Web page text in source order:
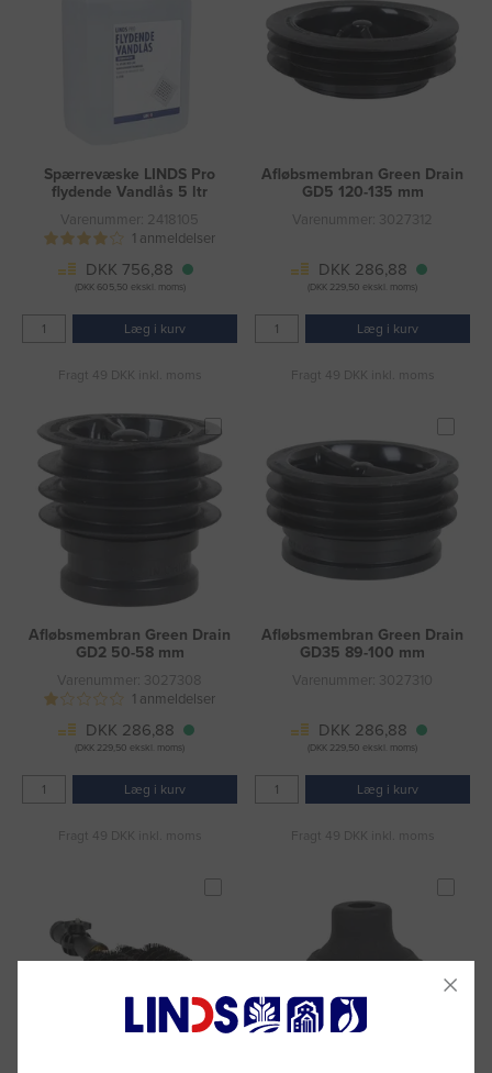
Spærrevæske LINDS Pro
flydende Vandlås 5 ltr
Varenummer: 2418105
1 anmeldelser
DKK 756,88
(DKK 605,50 ekskl. moms)
Læg i kurv
Fragt 49 DKK inkl. moms
Afløbsmembran Green Drain
GD5 120-135 mm
Varenummer: 3027312
DKK 286,88
(DKK 229,50 ekskl. moms)
Læg i kurv
Fragt 49 DKK inkl. moms
Afløbsmembran Green Drain
GD2 50-58 mm
Varenummer: 3027308
1 anmeldelser
DKK 286,88
(DKK 229,50 ekskl. moms)
Læg i kurv
Fragt 49 DKK inkl. moms
Afløbsmembran Green Drain
GD35 89-100 mm
Varenummer: 3027310
DKK 286,88
(DKK 229,50 ekskl. moms)
Læg i kurv
Fragt 49 DKK inkl. moms